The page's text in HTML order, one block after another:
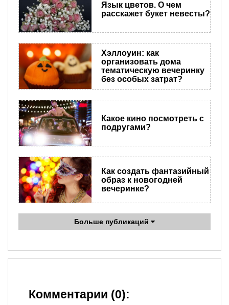
Язык цветов. О чем
расскажет букет невесты?
Хэллоуин: как
организовать дома
тематическую вечеринку
без особых затрат?
Какое кино посмотреть с
подругами?
Как создать фантазийный
образ к новогодней
вечеринке?
Больше публикаций
Комментарии (0):